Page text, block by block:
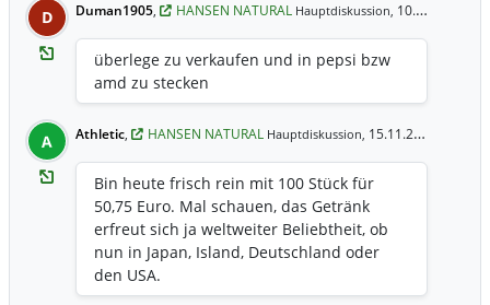
D Duman1905, HANSEN NATURAL Hauptdiskussion, 10.01.2025 19:29 Uhr
überlege zu verkaufen und in pepsi bzw
amd zu stecken
A Athletic, HANSEN NATURAL Hauptdiskussion, 15.11.2024 19:15 Uhr
Bin heute frisch rein mit 100 Stück für
50,75 Euro. Mal schauen, das Getränk
erfreut sich ja weltweiter Beliebtheit, ob
nun in Japan, Island, Deutschland oder
den USA.